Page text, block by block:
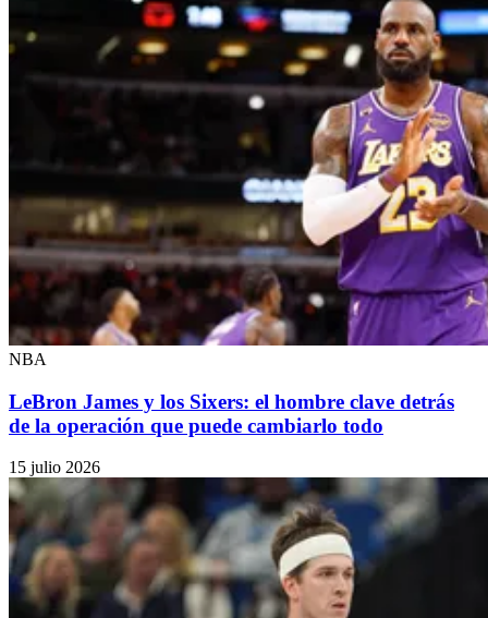
NBA
LeBron James y los Sixers: el hombre clave detrás
de la operación que puede cambiarlo todo
15 julio 2026